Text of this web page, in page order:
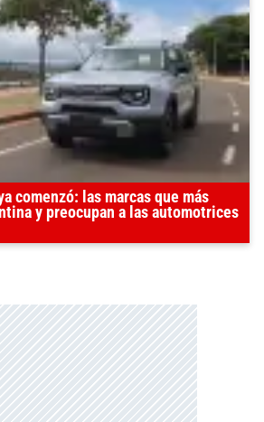
comenzó: las marcas que más
y preocupan a las automotrices